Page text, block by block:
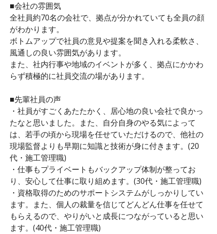
■会社の雰囲気
全社員約70名の会社で、拠点が分かれていても全員の顔
がわかります。
ボトムアップで社員の意見や提案を聞き入れる柔軟さ、
風通しの良い雰囲気があります。
また、社内行事や地域のイベントが多く、拠点にかかわ
らず積極的に社員交流の場があります。
■先輩社員の声
・社員がすごくあたたかく、居心地の良い会社で良かっ
たなと思いました。また、自分自身のやる気によって
は、若手の頃から現場を任せていただけるので、他社の
現場監督よりも早期に知識と技術が身に付きます。(20
代・施工管理職)
・仕事もプライベートもバックアップ体制が整ってお
り、安心して仕事に取り組めます。(30代・施工管理職)
・資格取得のためのサポートシステムがしっかりしてい
ます。また、個人の裁量を信じてどんどん仕事を任せて
もらえるので、やりがいと成長につながっていると思い
ます。(40代・施工管理職)